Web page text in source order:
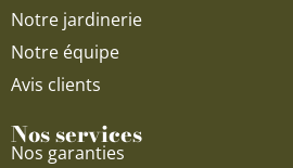
Notre jardinerie
Notre équipe
Avis clients
Nos services
Nos garanties